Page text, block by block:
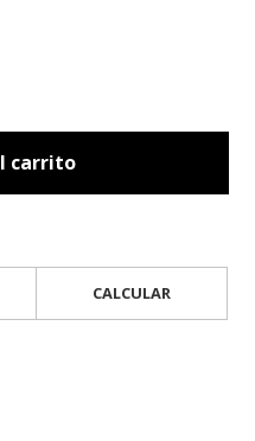
carrito
CALCULAR